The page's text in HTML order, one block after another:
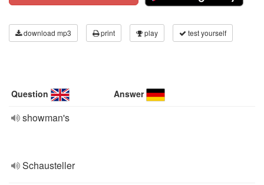
download mp3 print play test yourself
Question Answer
showman's
Schausteller